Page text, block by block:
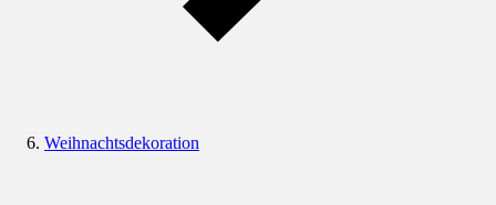
Weihnachtsdekoration